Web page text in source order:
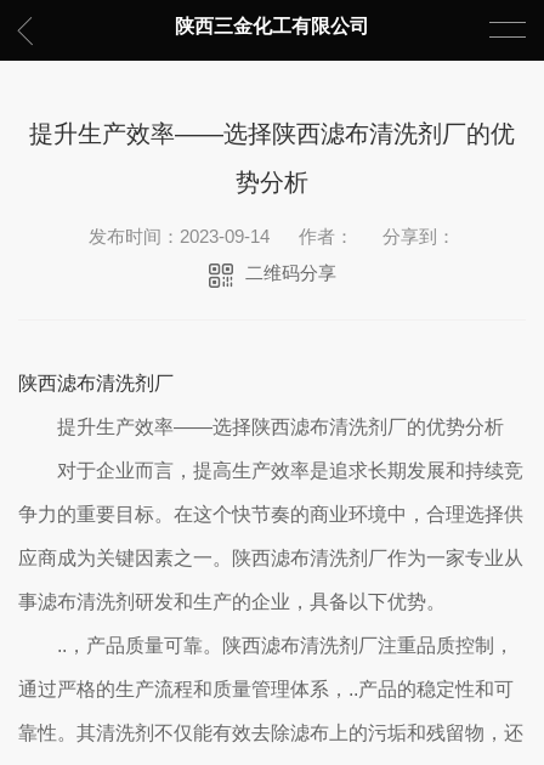
陕西三金化工有限公司
提升生产效率——选择陕西滤布清洗剂厂的优
势分析
发布时间：2023-09-14 作者：
分享到：
二维码分享
陕西滤布清洗剂厂
提升生产效率——选择陕西滤布清洗剂厂的优势分析
对于企业而言，提高生产效率是追求长期发展和持续竞
争力的重要目标。在这个快节奏的商业环境中，合理选择供
应商成为关键因素之一。陕西滤布清洗剂厂作为一家专业从
事滤布清洗剂研发和生产的企业，具备以下优势。
..，产品质量可靠。陕西滤布清洗剂厂注重品质控制，
通过严格的生产流程和质量管理体系，..产品的稳定性和可
靠性。其清洗剂不仅能有效去除滤布上的污垢和残留物，还